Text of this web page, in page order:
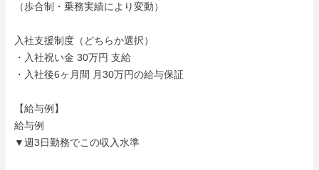
（歩合制・乗務実績により変動）
入社支援制度（どちらか選択）
・入社祝い金 30万円 支給
・入社後6ヶ月間 月30万円の給与保証
【給与例】
給与例
▼週3日勤務でこの収入水準